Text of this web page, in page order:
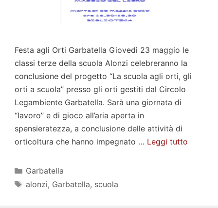
Festa agli Orti Garbatella Giovedì 23 maggio le
classi terze della scuola Alonzi celebreranno la
conclusione del progetto “La scuola agli orti, gli
orti a scuola” presso gli orti gestiti dal Circolo
Legambiente Garbatella. Sarà una giornata di
“lavoro” e di gioco all’aria aperta in
spensieratezza, a conclusione delle attività di
orticoltura che hanno impegnato … Leggi tutto
Categorie
Garbatella
Tag
alonzi, Garbatella, scuola